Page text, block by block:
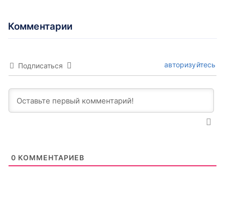
Комментарии
Подписаться авторизуйтесь
0 КОММЕНТАРИЕВ